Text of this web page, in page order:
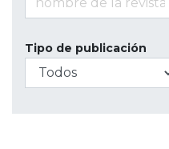
Tipo de publicación